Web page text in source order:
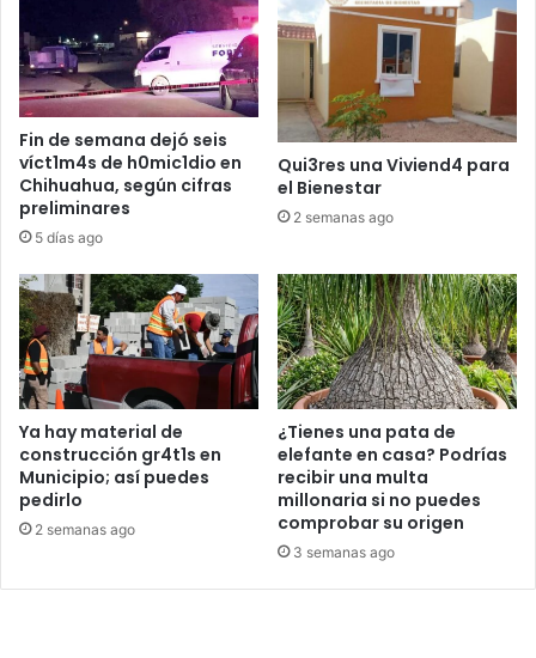
Fin de semana dejó seis
víct1m4s de h0mic1dio en
Chihuahua, según cifras
preliminares
5 días ago
Qui3res una Viviend4 para
el Bienestar
2 semanas ago
Ya hay material de
construcción gr4t1s en
Municipio; así puedes
pedirlo
2 semanas ago
¿Tienes una pata de
elefante en casa? Podrías
recibir una multa
millonaria si no puedes
comprobar su origen
3 semanas ago